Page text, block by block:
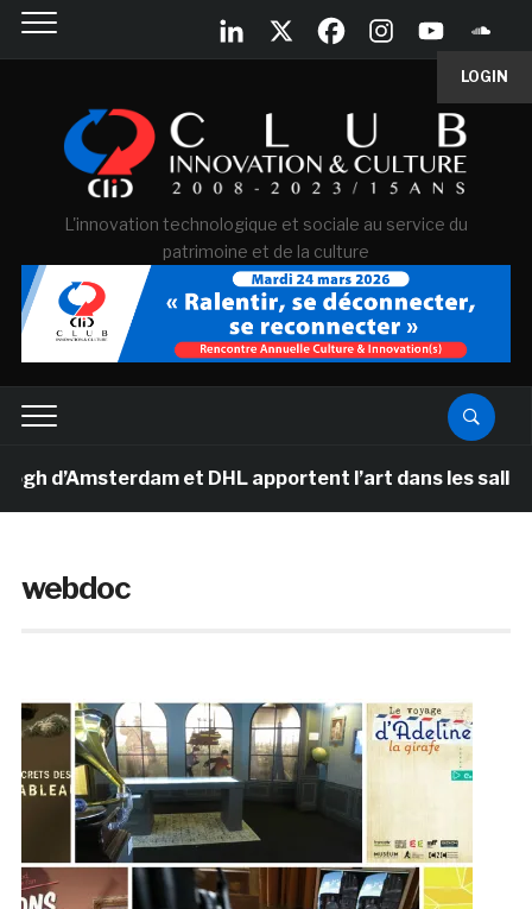
LOGIN
L'innovation technologique et sociale au service du
patrimoine et de la culture
et DHL apportent l’art dans les salles de
webdoc